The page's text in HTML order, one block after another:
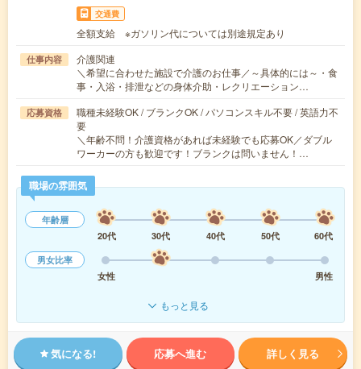
交通費
全額支給 ※ガソリン代については別途規定あり
仕事内容
介護関連
＼希望に合わせた施設で介護のお仕事／～具体的には～・食
事・入浴・排泄などの身体介助・レクリエーション…
応募資格
職種未経験OK / ブランクOK / パソコンスキル不要 / 英語力不
要
＼年齢不問！介護資格があれば未経験でも応募OK／ダブル
ワーカーの方も歓迎です！ブランクは問いません！…
職場の雰囲気
年齢層
20代
30代 40代 50代
60代
男女比率
女性
男性
もっと見る
気になる! 応募へ進む 詳しく見る